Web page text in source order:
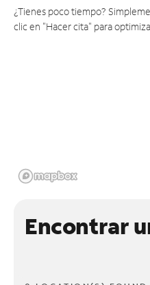
¿Tienes poco tiempo?
clic en "Hacer cita" para
Encontrar